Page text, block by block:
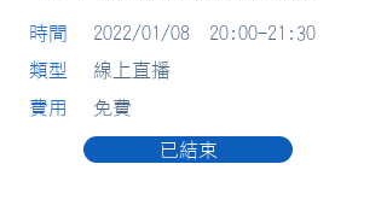
​時間
2022/01/08 20:00-21:30
類型
線上直播
​費用
免費
已結束